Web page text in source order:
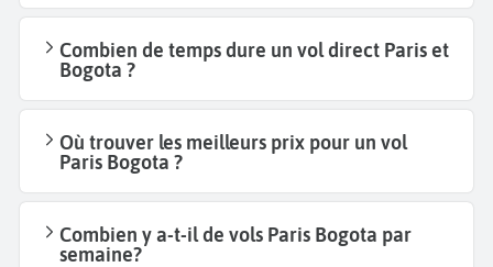
Combien de temps dure un vol direct Paris et
Bogota ?
Où trouver les meilleurs prix pour un vol
Paris Bogota ?
Combien y a-t-il de vols Paris Bogota par
semaine?